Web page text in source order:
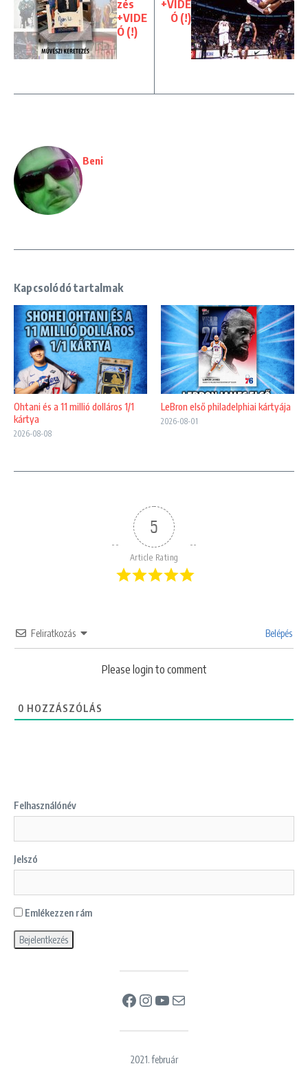
zés
+VIDE
Ó (!)
+VIDE
Ó (!)
Beni
Kapcsolódó tartalmak
Ohtani és a 11 millió dolláros 1/1
kártya
2026-08-08
LeBron első philadelphiai kártyája
2026-08-01
5
Article Rating
Feliratkozás Belépés
Please login to comment
0 HOZZÁSZÓLÁS
Felhasználónév
Jelszó
Emlékezzen rám
Facebook
Instagram
YouTube
Mail
2021. február